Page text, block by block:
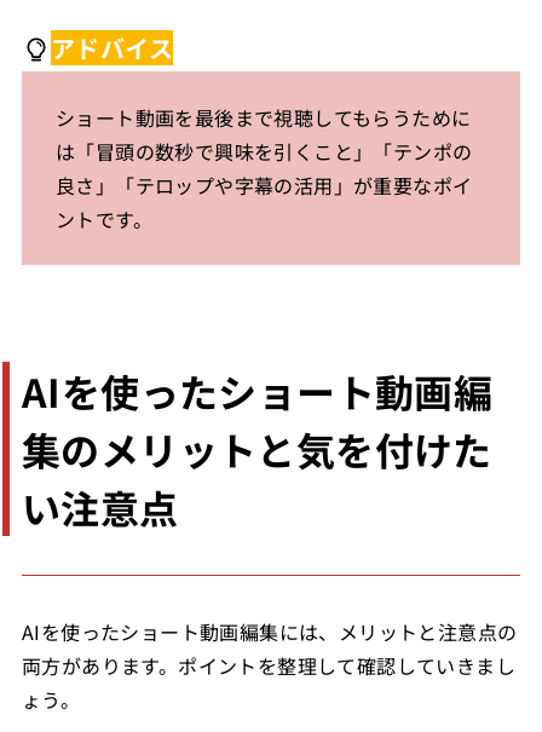
アドバイス
ショート動画を最後まで視聴してもらうために
は「冒頭の数秒で興味を引くこと」「テンポの
良さ」「テロップや字幕の活用」が重要なポイ
ントです。
AIを使ったショート動画編
集のメリットと気を付けた
い注意点
AIを使ったショート動画編集には、メリットと注意点の
両方があります。ポイントを整理して確認していきまし
ょう。